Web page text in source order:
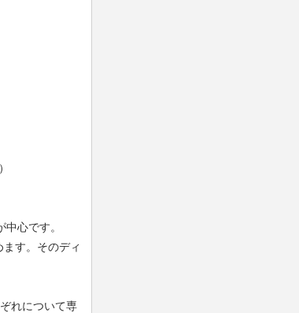
心です。
す。そのディ
れについて専